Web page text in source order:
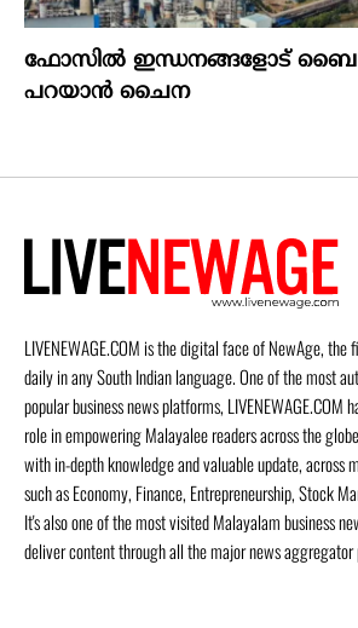
ഫോസിൽ ഇന്ധനങ്ങളോട് ബൈ
പറയാൻ ചൈന
LIVENEWAGE.COM is the digital face of NewAge, the
daily in any South Indian language. One of the most
popular business news platforms, LIVENEWAGE.COM
role in empowering Malayalee readers across the
with in-depth knowledge and valuable update, across
such as Economy, Finance, Entrepreneurship, Stock
It's also one of the most visited Malayalam business
deliver content through all the major news